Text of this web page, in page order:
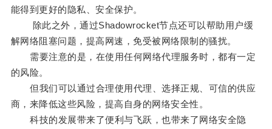
能得到更好的隐私、安全保护。
除此之外，通过Shadowrocket节点还可以帮助用户缓
解网络阻塞问题，提高网速，免受被网络限制的骚扰。
需要注意的是，在使用任何网络代理服务时，都有一定
的风险。
但我们可以通过合理使用代理、选择正规、可信的供应
商，来降低这些风险，提高自身的网络安全性。
科技的发展带来了便利与飞跃，也带来了网络安全隐